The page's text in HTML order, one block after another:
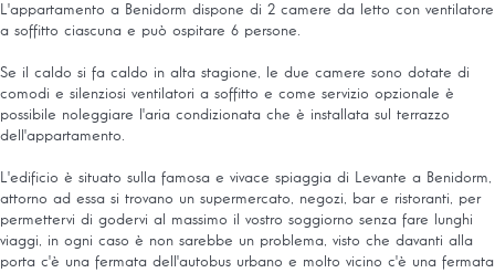
L'appartamento a Benidorm dispone di 2 camere da letto con ventilatore
a soffitto ciascuna e può ospitare 6 persone.
Se il caldo si fa caldo in alta stagione, le due camere sono dotate di
comodi e silenziosi ventilatori a soffitto e come servizio opzionale è
possibile noleggiare l'aria condizionata che è installata sul terrazzo
dell'appartamento.
L'edificio è situato sulla famosa e vivace spiaggia di Levante a Benidorm,
attorno ad essa si trovano un supermercato, negozi, bar e ristoranti, per
permettervi di godervi al massimo il vostro soggiorno senza fare lunghi
viaggi, in ogni caso è non sarebbe un problema, visto che davanti alla
porta c'è una fermata dell'autobus urbano e molto vicino c'è una fermata